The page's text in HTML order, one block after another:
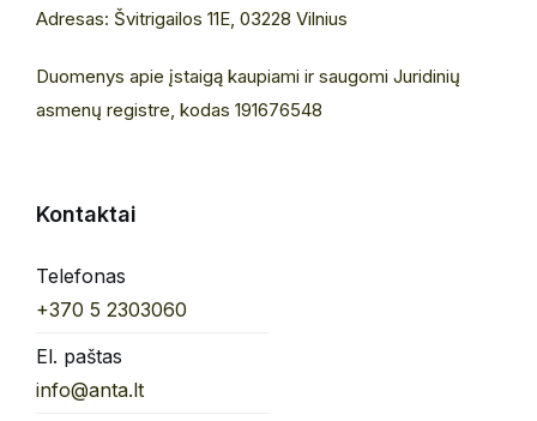
Adresas: Švitrigailos 11E, 03228 Vilnius
Duomenys apie įstaigą kaupiami ir saugomi Juridinių
asmenų registre, kodas 191676548
Kontaktai
Telefonas
+370 5 2303060
El. paštas
info@anta.lt